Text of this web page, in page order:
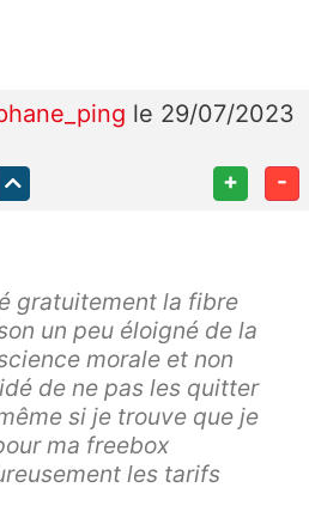
le 29/07/2023
+ -
gratuitement la fibre
un peu éloigné de la
morale et non
de ne pas les quitter
si je trouve que je
ma freebox
les tarifs